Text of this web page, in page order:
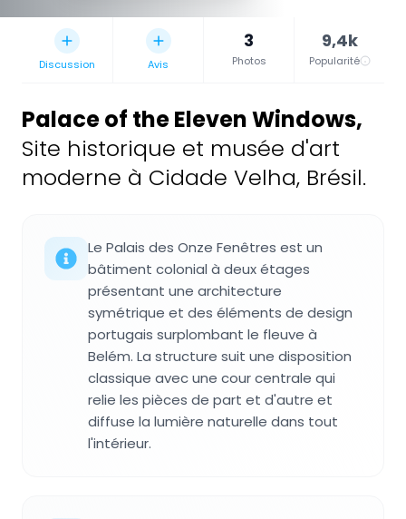
Discussion Avis
3
Photos
9,4k
Popularité
Palace of the Eleven Windows,
Site historique et musée d'art
moderne à Cidade Velha, Brésil.
Le Palais des Onze Fenêtres est un
bâtiment colonial à deux étages
présentant une architecture
symétrique et des éléments de design
portugais surplombant le fleuve à
Belém. La structure suit une disposition
classique avec une cour centrale qui
relie les pièces de part et d'autre et
diffuse la lumière naturelle dans tout
l'intérieur.